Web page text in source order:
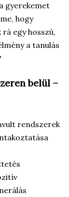
gyerekemet
hogy
egy hosszú,
a tanulás
belül –
rendszerek